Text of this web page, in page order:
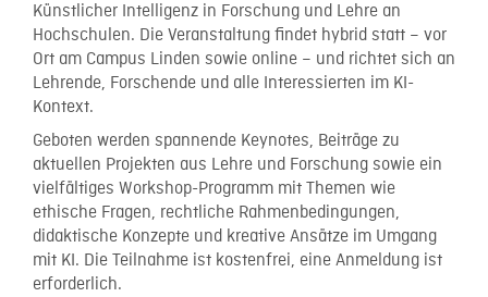
Künstlicher Intelligenz in Forschung und Lehre an
Hochschulen. Die Veranstaltung findet hybrid statt – vor
Ort am Campus Linden sowie online – und richtet sich an
Lehrende, Forschende und alle Interessierten im KI-
Kontext.
Geboten werden spannende Keynotes, Beiträge zu
aktuellen Projekten aus Lehre und Forschung sowie ein
vielfältiges Workshop-Programm mit Themen wie
ethische Fragen, rechtliche Rahmenbedingungen,
didaktische Konzepte und kreative Ansätze im Umgang
mit KI. Die Teilnahme ist kostenfrei, eine Anmeldung ist
erforderlich.